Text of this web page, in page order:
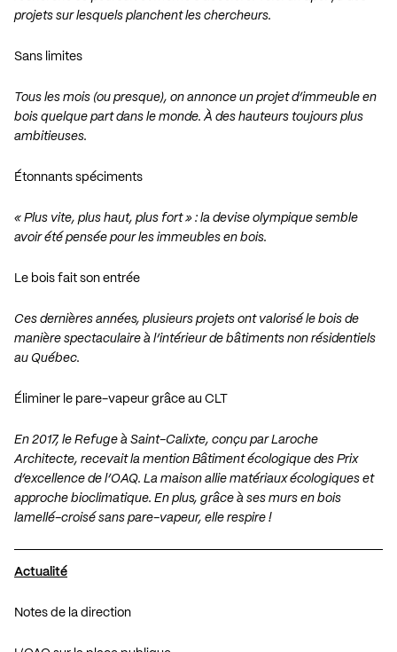
projets sur lesquels planchent les chercheurs.
Sans limites
Tous les mois (ou presque), on annonce un projet d’immeuble en
bois quelque part dans le monde. À des hauteurs toujours plus
ambitieuses.
Étonnants spéciments
« Plus vite, plus haut, plus fort » : la devise olympique semble
avoir été pensée pour les immeubles en bois.
Le bois fait son entrée
Ces dernières années, plusieurs projets ont valorisé le bois de
manière spectaculaire à l’intérieur de bâtiments non résidentiels
au Québec.
Éliminer le pare-vapeur grâce au CLT
En 2017, le Refuge à Saint-Calixte, conçu par Laroche
Architecte, recevait la mention Bâtiment écologique des Prix
d’excellence de l’OAQ. La maison allie matériaux écologiques et
approche bioclimatique. En plus, grâce à ses murs en bois
lamellé-croisé sans pare-vapeur, elle respire !
Actualité
Notes de la direction